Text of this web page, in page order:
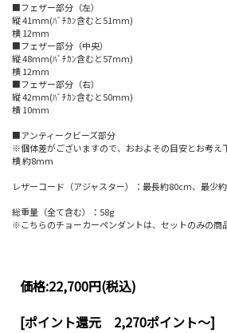
■フェザー部分（左）
縦 41mm(ﾊﾞﾁｶﾝ含むと51mm)
横 12mm
■フェザー部分（中央）
縦 48mm(ﾊﾞﾁｶﾝ含むと57mm)
横 12mm
■フェザー部分（右）
縦 42mm(ﾊﾞﾁｶﾝ含むと50mm)
横 10mm
■アンティークビーズ部分
※個体差がございますので、おおよその目安とお考え
横 約8mm
レザーコード（アジャスター）：最長約80cm、最少
総重量（全て含む）：58g
※こちらのチョーカーペンダントは、セットのみの商
価格:22,700円(税込)
[ポイント還元 2,270ポイント～]